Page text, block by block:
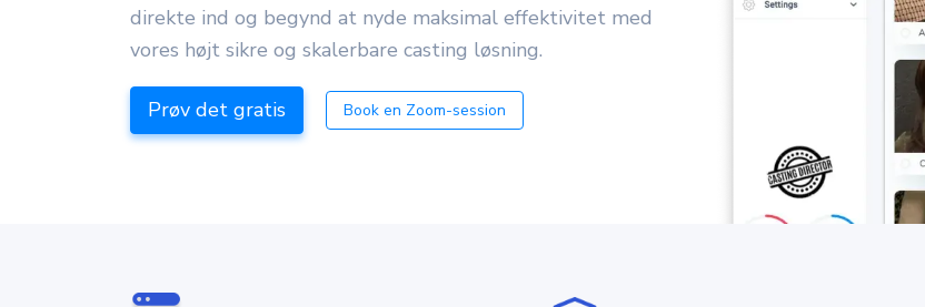
direkte ind og begynd at nyde maksimal effektivitet med
vores højt sikre og skalerbare casting løsning.
Prøv det gratis Book en Zoom-session